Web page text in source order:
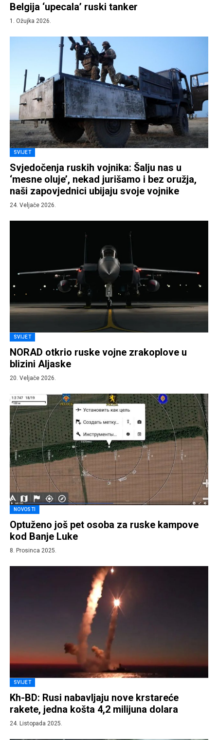
Belgija ‘upecala’ ruski tanker
1. Ožujka 2026.
SVIJET
Svjedočenja ruskih vojnika: Šalju nas u
‘mesne oluje’, nekad jurišamo i bez oružja,
naši zapovjednici ubijaju svoje vojnike
24. Veljače 2026.
SVIJET
NORAD otkrio ruske vojne zrakoplove u
blizini Aljaske
20. Veljače 2026.
NOVOSTI
Optuženo još pet osoba za ruske kampove
kod Banje Luke
8. Prosinca 2025.
SVIJET
Kh-BD: Rusi nabavljaju nove krstareće
rakete, jedna košta 4,2 milijuna dolara
24. Listopada 2025.